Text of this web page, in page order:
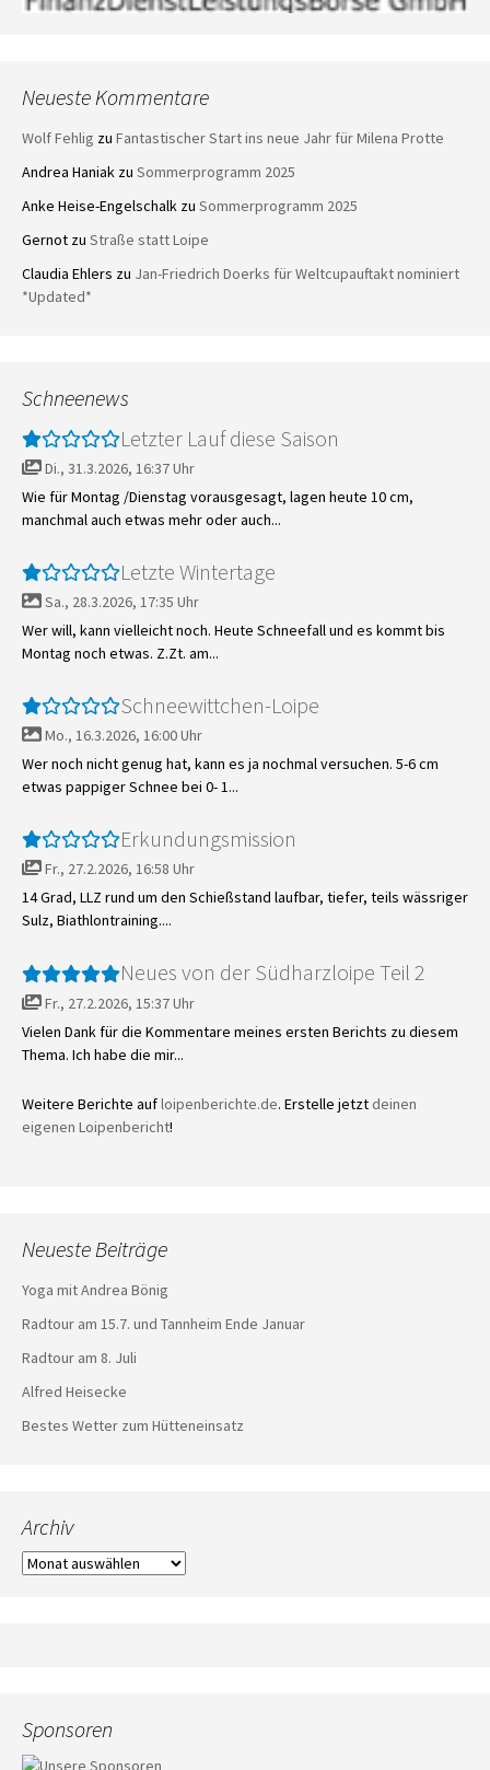
Neueste Kommentare
Wolf Fehlig zu Fantastischer Start ins neue Jahr für Milena Protte
Andrea Haniak zu Sommerprogramm 2025
Anke Heise-Engelschalk zu Sommerprogramm 2025
Gernot zu Straße statt Loipe
Claudia Ehlers zu Jan-Friedrich Doerks für Weltcupauftakt nominiert
*Updated*
Schneenews
Letzter Lauf diese Saison
Di., 31.3.2026, 16:37 Uhr
Wie für Montag /Dienstag vorausgesagt, lagen heute 10 cm,
manchmal auch etwas mehr oder auch...
Letzte Wintertage
Sa., 28.3.2026, 17:35 Uhr
Wer will, kann vielleicht noch. Heute Schneefall und es kommt bis
Montag noch etwas. Z.Zt. am...
Schneewittchen-Loipe
Mo., 16.3.2026, 16:00 Uhr
Wer noch nicht genug hat, kann es ja nochmal versuchen. 5-6 cm
etwas pappiger Schnee bei 0- 1...
Erkundungsmission
Fr., 27.2.2026, 16:58 Uhr
14 Grad, LLZ rund um den Schießstand laufbar, tiefer, teils wässriger
Sulz, Biathlontraining....
Neues von der Südharzloipe Teil 2
Fr., 27.2.2026, 15:37 Uhr
Vielen Dank für die Kommentare meines ersten Berichts zu diesem
Thema. Ich habe die mir...
Weitere Berichte aufloipenberichte.de. Erstelle jetzt deinen
eigenen Loipenbericht!
Neueste Beiträge
Yoga mit Andrea Bönig
Radtour am 15.7. und Tannheim Ende Januar
Radtour am 8. Juli
Alfred Heisecke
Bestes Wetter zum Hütteneinsatz
Archiv
Archiv
Sponsoren